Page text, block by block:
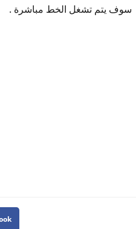
سوف يتم تشغل الخط مباشرة .